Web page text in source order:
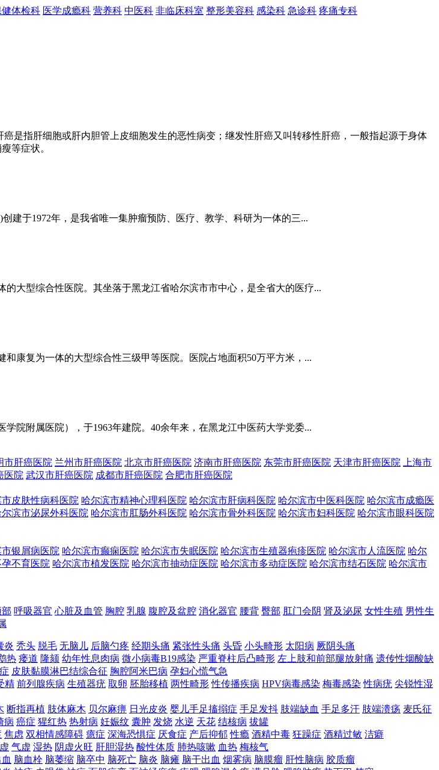
健体检科 医学成瘾科 营养科 中医科 非临床科室 整形美容科 感染科 急诊科 疼痛专科
是指肝细胞或肝内胆管上皮细胞发生的恶性病变；继发性肝癌又叫转移性肝癌，一般指起源于身体
等症状。
建于1972年，是我省唯一集肿瘤预防、医疗、教学、科研为一体的三...
大型综合性医院。其坐落于黑龙江省哈尔滨市市中心，是全省大的医疗...
康复为一体的大型综合性三级甲等医院。医院占地面积50万平方米，...
院附属医院），于1963年建院。40余年来，在黑龙江中医药大学党委...
市肝癌医院 兰州市肝癌医院 北京市肝癌医院 济南市肝癌医院 东莞市肝癌医院 天津市肝癌医院 上海市
医院 武汉市肝癌医院 成都市肝癌医院 合肥市肝癌医院
市皮肤性病科医院 哈尔滨市精神心理科医院 哈尔滨市肝病科医院 哈尔滨市中医科医院 哈尔滨市成瘾医
尔滨市泌尿外科医院 哈尔滨市肛肠外科医院 哈尔滨市骨外科医院 哈尔滨市妇科医院 哈尔滨市眼科医院
市银屑病医院 哈尔滨市癫痫医院 哈尔滨市失眠医院 哈尔滨市生殖器疱疹医院 哈尔滨市人流医院 哈尔
不育医院 哈尔滨市植发医院 哈尔滨市抽动症医院 哈尔滨市多动症医院 哈尔滨市结石医院 哈尔滨市
呼吸器官 心脏及血管 胸腔 乳腺 腹腔及盆腔 消化器官 腰背 臀部 肛门会阴 肾及泌尿 女性生殖 男性生
炎 秃头 脱毛 无脑儿 后脑勺疼 经期头痛 紧张性头痛 头昏 小头畸形 太阳病 厥阴头痛
热 瘘道 隆颏 幼年性息肉病 微小病毒B19感染 严重脊柱后凸畸形 左上肢和前部腿放射痛 遗传性烟酸缺
皮肤黏膜淋巴结综合征 胸腔阿米巴病 孕妇心慌气急
精 前列腺疾病 生殖器疣 取卵 胚胎移植 两性畸形 性传播疾病 HPV病毒感染 梅毒感染 性病疣 尖锐性湿
断指再植 肢体麻木 贝尔麻痹 日光皮炎 婴儿手足搐搦症 手足发抖 肢端缺血 手足多汗 肢端溃疡 麦氏征
病 癌症 猩红热 热射病 妊娠纹 囊肿 发烧 水逆 天花 结核病 拔罐
焦虑 双相情感障碍 癔症 深海恐惧症 厌食症 产后抑郁 性瘾 酒精中毒 狂躁症 酒精过敏 洁癖
气虚 湿热 阴虚火旺 肝胆湿热 酸性体质 肺热咳嗽 血热 梅核气
脑血栓 脑萎缩 脑卒中 脑死亡 脑炎 脑瘫 脑干出血 烟雾病 脑膜瘤 肝性脑病 胶质瘤